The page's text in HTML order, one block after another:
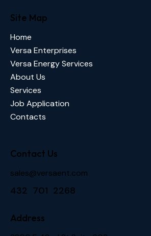
Site Map
Home
Versa Enterprises
Versa Energy Services
About Us
Services
Job Application
Contacts
Contact Us
sales@versaent.com
432 701 2268
Address